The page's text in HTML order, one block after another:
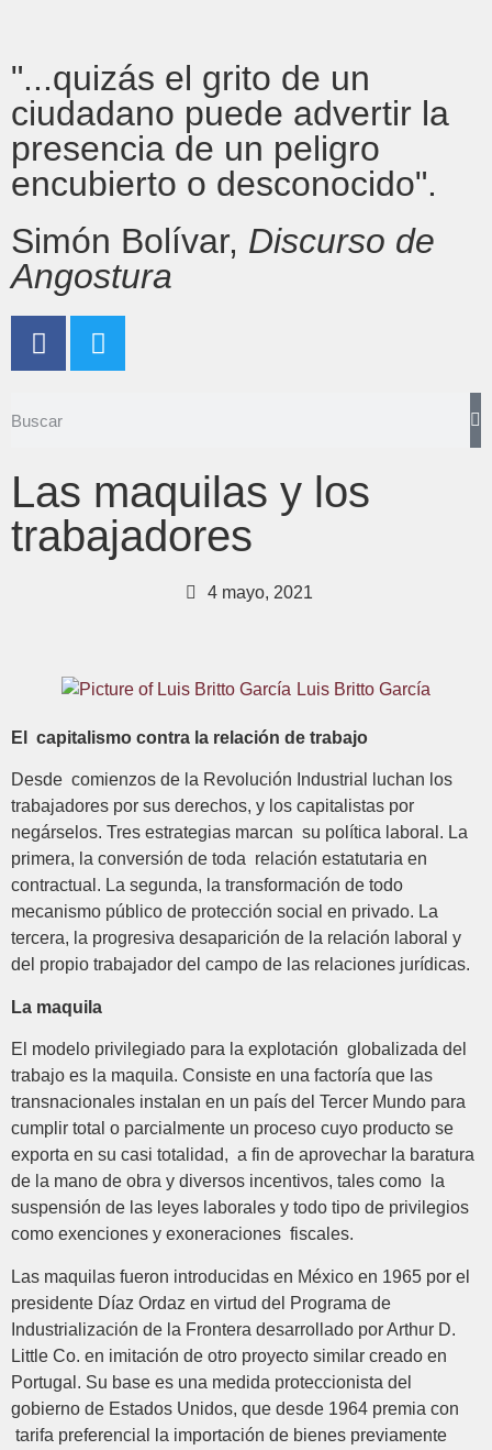
"...quizás el grito de un
ciudadano puede advertir la
presencia de un peligro
encubierto o desconocido".
Simón Bolívar, Discurso de
Angostura
Las maquilas y los
trabajadores
4 mayo, 2021
Luis Britto García
El capitalismo contra la relación de trabajo
Desde comienzos de la Revolución Industrial luchan los
trabajadores por sus derechos, y los capitalistas por
negárselos. Tres estrategias marcan su política laboral. La
primera, la conversión de toda relación estatutaria en
contractual. La segunda, la transformación de todo
mecanismo público de protección social en privado. La
tercera, la progresiva desaparición de la relación laboral y
del propio trabajador del campo de las relaciones jurídicas.
La maquila
El modelo privilegiado para la explotación globalizada del
trabajo es la maquila. Consiste en una factoría que las
transnacionales instalan en un país del Tercer Mundo para
cumplir total o parcialmente un proceso cuyo producto se
exporta en su casi totalidad, a fin de aprovechar la baratura
de la mano de obra y diversos incentivos, tales como la
suspensión de las leyes laborales y todo tipo de privilegios
como exenciones y exoneraciones fiscales.
Las maquilas fueron introducidas en México en 1965 por el
presidente Díaz Ordaz en virtud del Programa de
Industrialización de la Frontera desarrollado por Arthur D.
Little Co. en imitación de otro proyecto similar creado en
Portugal. Su base es una medida proteccionista del
gobierno de Estados Unidos, que desde 1964 premia con
tarifa preferencial la importación de bienes previamente